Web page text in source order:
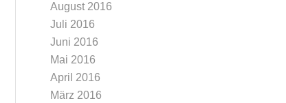
August 2016
Juli 2016
Juni 2016
Mai 2016
April 2016
März 2016